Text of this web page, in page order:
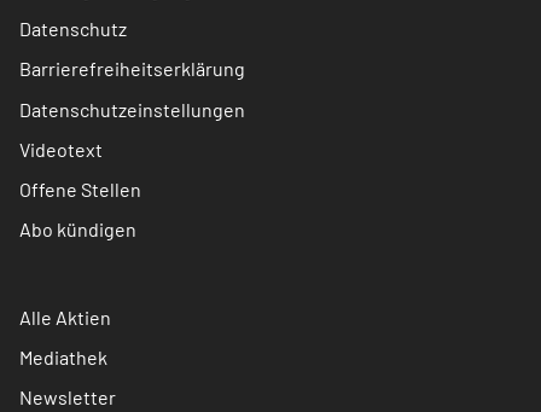
Datenschutz
Barrierefreiheitserklärung
Datenschutzeinstellungen
Videotext
Offene Stellen
Abo kündigen
Alle Aktien
Mediathek
Newsletter